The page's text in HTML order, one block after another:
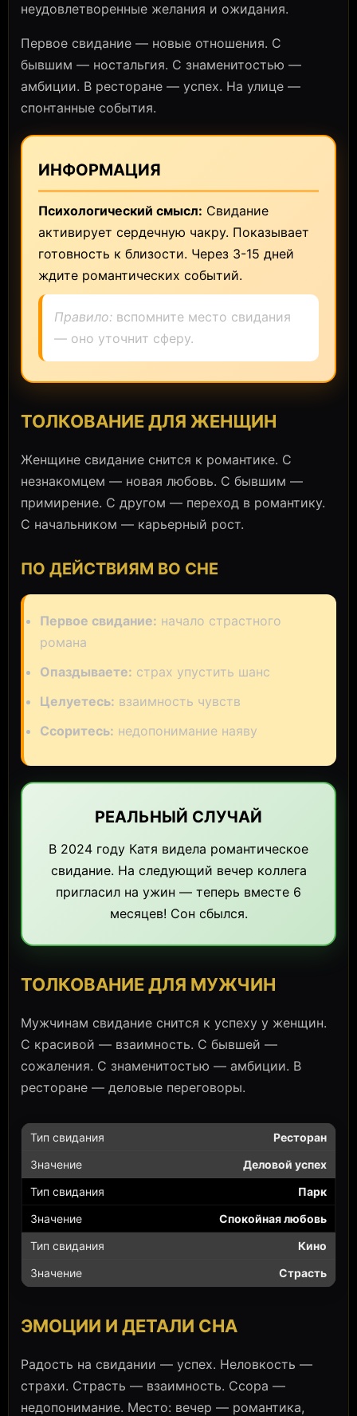
неудовлетворенные желания и ожидания.
Первое свидание — новые отношения. С
бывшим — ностальгия. С знаменитостью —
амбиции. В ресторане — успех. На улице —
спонтанные события.
ИНФОРМАЦИЯ
Психологический смысл: Свидание
активирует сердечную чакру. Показывает
готовность к близости. Через 3-15 дней
ждите романтических событий.
Правило: вспомните место свидания
— оно уточнит сферу.
ТОЛКОВАНИЕ ДЛЯ ЖЕНЩИН
Женщине свидание снится к романтике. С
незнакомцем — новая любовь. С бывшим —
примирение. С другом — переход в романтику.
С начальником — карьерный рост.
ПО ДЕЙСТВИЯМ ВО СНЕ
Первое свидание: начало страстного
романа
Опаздываете: страх упустить шанс
Целуетесь: взаимность чувств
Ссоритесь: недопонимание наяву
РЕАЛЬНЫЙ СЛУЧАЙ
В 2024 году Катя видела романтическое
свидание. На следующий вечер коллега
пригласил на ужин — теперь вместе 6
месяцев! Сон сбылся.
ТОЛКОВАНИЕ ДЛЯ МУЖЧИН
Мужчинам свидание снится к успеху у женщин.
С красивой — взаимность. С бывшей —
сожаления. С знаменитостью — амбиции. В
ресторане — деловые переговоры.
Ресторан
Деловой успех
Парк
Спокойная любовь
Кино
Страсть
ЭМОЦИИ И ДЕТАЛИ СНА
Радость на свидании — успех. Неловкость —
страхи. Страсть — взаимность. Ссора —
недопонимание. Место: вечер — романтика,